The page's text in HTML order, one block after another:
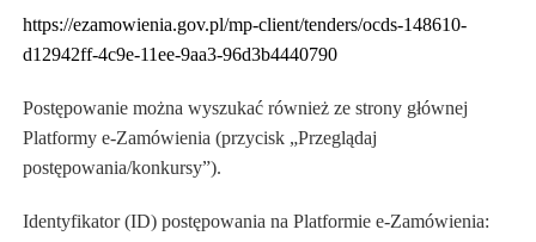
https://ezamowienia.gov.pl/mp-client/tenders/ocds-148610-
d12942ff-4c9e-11ee-9aa3-96d3b4440790
Postępowanie można wyszukać również ze strony głównej
Platformy e-Zamówienia (przycisk „Przeglądaj
postępowania/konkursy”).
Identyfikator (ID) postępowania na Platformie e-Zamówienia: